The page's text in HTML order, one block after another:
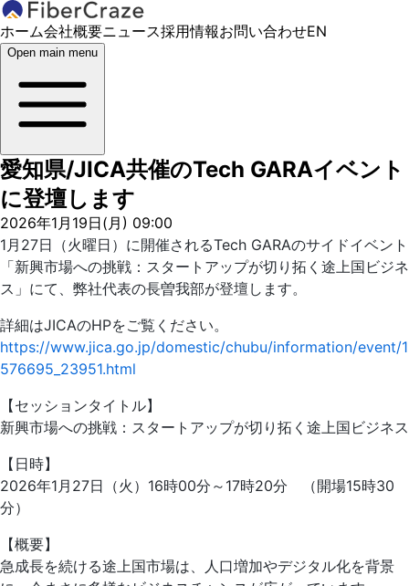
ホーム会社概要ニュース採用情報お問い合わせEN
Open main menu
愛知県/JICA共催のTech GARAイベント
に登壇します
2026年1月19日(月) 09:00
1月27日（火曜日）に開催されるTech GARAのサイドイベント
「新興市場への挑戦：スタートアップが切り拓く途上国ビジネ
ス」にて、弊社代表の長曽我部が登壇します。
詳細はJICAのHPをご覧ください。
https://www.jica.go.jp/domestic/chubu/information/event/1
576695_23951.html
【セッションタイトル】
新興市場への挑戦：スタートアップが切り拓く途上国ビジネス
【日時】
2026年1月27日（火）16時00分～17時20分 （開場15時30
分）
【概要】
急成長を続ける途上国市場は、人口増加やデジタル化を背景